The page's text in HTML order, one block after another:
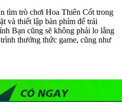
tìm trò chơi Hoa Thiên Cốt trong
và thiết lập bàn phím để trải
Bạn cũng sẽ không phải lo lắng
thưởng thức game, cũng như